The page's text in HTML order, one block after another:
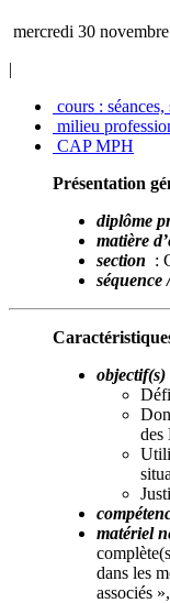
mercredi 30 novembre
|
cours : séances,
milieu
CAP MPH
Présentation
diplôme
matière
section :
séquence
objectif(s)
des
matériel
dans les
associés